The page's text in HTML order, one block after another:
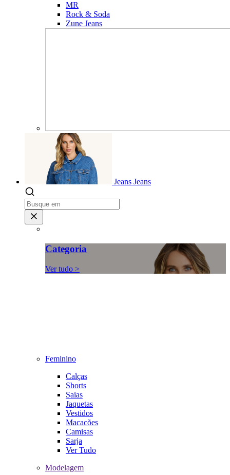
MR
Rock & Soda
Zune Jeans
Jeans Jeans
Categoria
Ver tudo >
Feminino
Calças
Shorts
Saias
Jaquetas
Vestidos
Macacões
Camisas
Sarja
Ver Tudo
Modelagem